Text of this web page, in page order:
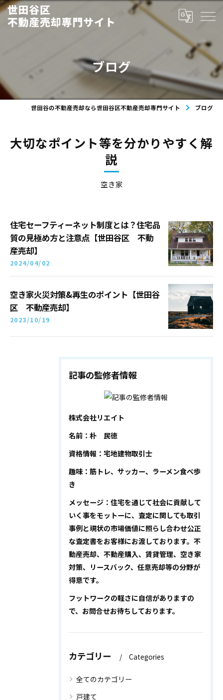
ブログ
世田谷の不動産売却なら世田谷区不動産売却専門サイト ブログ
大切なポイント等を分かりやすく解
説
空き家
住宅セーフティーネット制度とは？住宅品
質の見極め方と注意点【世田谷区 不動
産売却】
2024/04/02
空き家火災対策&再生のポイント【世田谷
区 不動産売却】
2023/10/19
記事の監修者情報
株式会社リエイト
名前：朴 民徳
資格情報：宅地建物取引士
趣味：筋トレ、サッカー、ラーメン食べ歩
き
メッセージ：住宅を通じて社会に貢献して
いく事をモットーに、査定に関しても取引
事例と現状の市場価値に照らし合わせ公正
な査定書をお客様にお渡しております。不
動産売却、不動産購入、賃貸管理、空き家
対策、リースバック、任意売却等の分野が
得意です。
フットワークの軽さに自信がありますの
で、お問合せお待ちしております。
カテゴリー Categories
全てのカテゴリー
戸建て